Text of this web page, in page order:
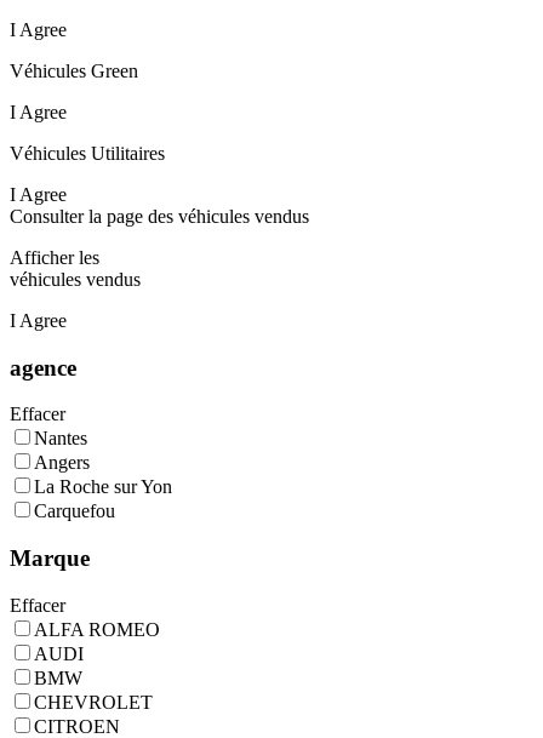
I Agree
Véhicules Green
I Agree
Véhicules Utilitaires
I Agree
Consulter la page des véhicules vendus
Afficher les
véhicules vendus
I Agree
agence
Effacer
Nantes
Angers
La Roche sur Yon
Carquefou
Marque
Effacer
ALFA ROMEO
AUDI
BMW
CHEVROLET
CITROEN